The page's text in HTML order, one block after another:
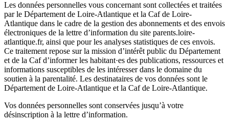
Les données personnelles vous concernant sont collectées et traitées
par le Département de Loire-Atlantique et la Caf de Loire-
Atlantique dans le cadre de la gestion des abonnements et des envois
électroniques de la lettre d’information du site parents.loire-
atlantique.fr, ainsi que pour les analyses statistiques de ces envois.
Ce traitement repose sur la mission d’intérêt public du Département
et de la Caf d’informer les habitant·es des publications, ressources et
informations susceptibles de les intéresser dans le domaine du
soutien à la parentalité. Les destinataires de vos données sont le
Département de Loire-Atlantique et la Caf de Loire-Atlantique.
Vos données personnelles sont conservées jusqu’à votre
désinscription à la lettre d’information.